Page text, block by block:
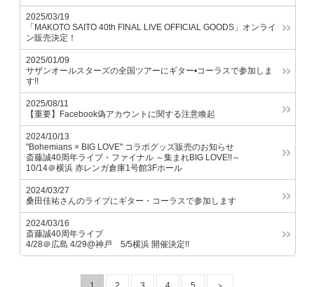
2025/03/19
「MAKOTO SAITO 40th FINAL LIVE OFFICIAL GOODS」オンライ
ン販売決定！
2025/01/09
サザンオールスターズの全国ツアーにギター•コーラスで参加しま
す!!
2025/08/11
【重要】Facebook偽アカウントに関する注意喚起
2024/10/13
"Bohemians × BIG LOVE" コラボグッズ販売のお知らせ
斎藤誠40周年ライブ・ファイナル ～集まれBIG LOVE!!～
10/14＠横浜 赤レンガ倉庫1号館3Fホール
2024/03/27
桑田佳祐さんのライブにギター・コーラスで参加します
2024/03/16
斎藤誠40周年ライブ
4/28＠広島 4/29@神戸 5/5横浜 開催決定!!